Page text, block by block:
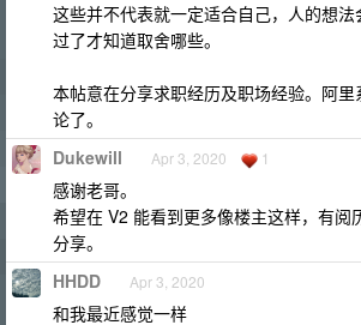
这些并不代表就一定适合自己，人的想
过了才知道取舍哪些。
本帖意在分享求职经历及职场经验。阿
论了。
Dukewill Apr 3, 2020 1
感谢老哥。
希望在 V2 能看到更多像楼主这样，有阅
分享。
HHDD Apr 3, 2020
和我最近感觉一样